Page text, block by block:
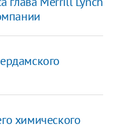
химического